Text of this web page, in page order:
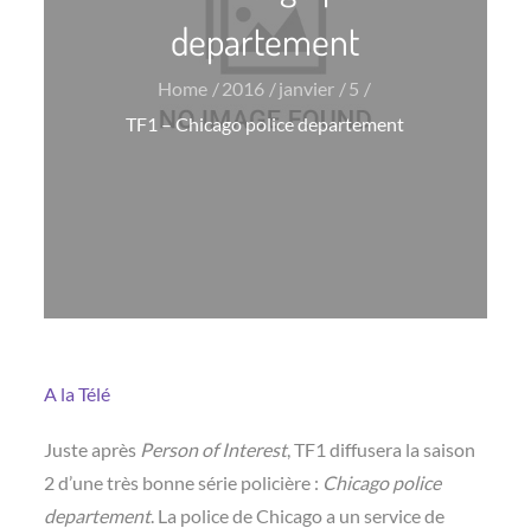
departement
Home 2016 janvier
5
TF1 – Chicago police departement
A la Télé
Juste après Person of Interest, TF1 diffusera la saison
2 d’une très bonne série policière : Chicago police
departement. La police de Chicago a un service de